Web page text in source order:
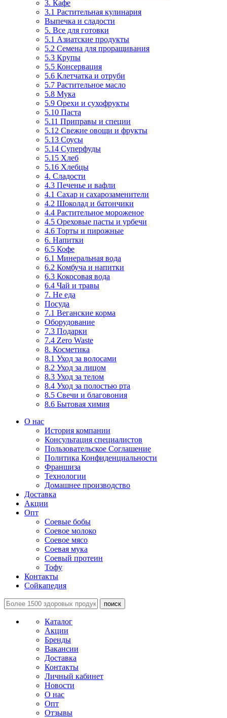
3. Кафе
3.1 Растительная кулинария
Выпечка и сладости
5. Все для готовки
5.1 Азиатские продукты
5.2 Семена для проращивания
5.3 Крупы
5.5 Консервация
5.6 Клетчатка и отруби
5.7 Растительное масло
5.8 Мука
5.9 Орехи и сухофрукты
5.10 Паста
5.11 Приправы и специи
5.12 Свежие овощи и фрукты
5.13 Соусы
5.14 Суперфуды
5.15 Хлеб
5.16 Хлебцы
4. Сладости
4.3 Печенье и вафли
4.1 Сахар и сахарозаменители
4.2 Шоколад и батончики
4.4 Растительное мороженое
4.5 Ореховые пасты и урбечи
4.6 Торты и пирожные
6. Напитки
6.5 Кофе
6.1 Минеральная вода
6.2 Комбуча и напитки
6.3 Кокосовая вода
6.4 Чай и травы
7. Не еда
Посуда
7.1 Веганские корма
Оборудование
7.3 Подарки
7.4 Zero Waste
8. Косметика
8.1 Уход за волосами
8.2 Уход за лицом
8.3 Уход за телом
8.4 Уход за полостью рта
8.5 Свечи и благовония
8.6 Бытовая химия
О нас
История компании
Консультация специалистов
Пользовательское Соглашение
Политика Конфиденциальности
Франшиза
Технологии
Домашнее производство
Доставка
Акции
Опт
Соевые бобы
Соевое молоко
Соевое мясо
Соевая мука
Соевый протеин
Тофу
Контакты
Сойкапедия
поиск
Каталог
Акции
Бренды
Вакансии
Доставка
Контакты
Личный кабинет
Новости
О нас
Опт
Отзывы